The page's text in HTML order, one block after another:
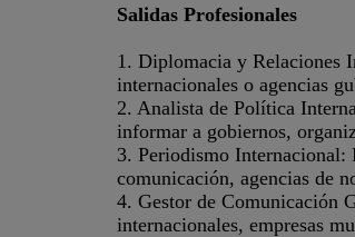
Salidas Profesionales
1. Diplomacia y Relaciones
internacionales o agencias
2. Analista de Política
informar a gobiernos,
3. Periodismo Internacional:
comunicación, agencias de
4. Gestor de Comunicación
internacionales, empresas